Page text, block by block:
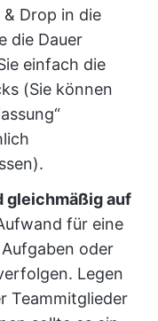
& Drop in die
die Dauer
einfach die
(Sie können
gleichmäßig auf
für eine
oder
Legen
Teammitglieder